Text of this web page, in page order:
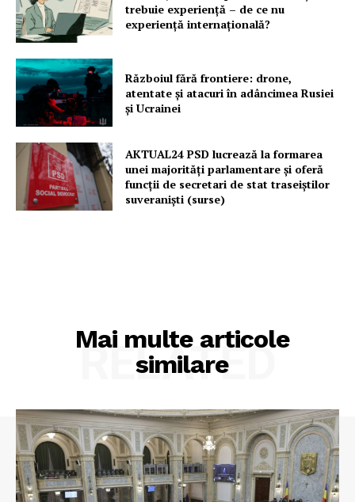
trebuie experiență – de ce nu
experiență internațională?
Războiul fără frontiere: drone,
atentate și atacuri în adâncimea Rusiei
și Ucrainei
AKTUAL24 PSD lucrează la formarea
unei majorităţi parlamentare și oferă
funcții de secretari de stat traseiștilor
suveraniști (surse)
Mai multe articole
similare
RELATED